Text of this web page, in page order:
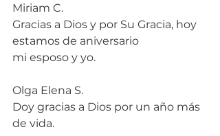
Miriam C.
Gracias a Dios y por Su Gracia, hoy
estamos de aniversario
mi esposo y yo.
Olga Elena S.
Doy gracias a Dios por un año más
de vida.